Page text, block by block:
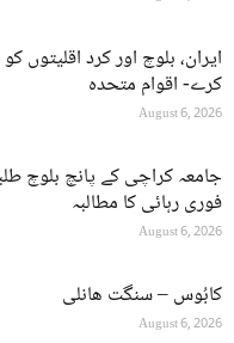
ایران، بلوچ اور کرد اقلیتوں
کرے- اقوام متحدہ
August 6, 2026
جامعہ کراچی کے پانچ بلوچ
فوری رہائی کا مطالبہ
August 6, 2026
کابُوس – سنگت ھانلی
August 6, 2026